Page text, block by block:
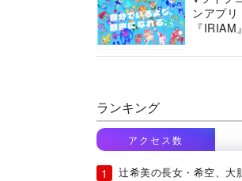
ンアプリ
『IRIAM
ランキング
アクセス数
辻希美の長女・希空、大